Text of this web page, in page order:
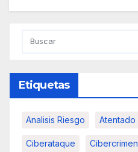
Etiquetas
Analisis Riesgo Atentado
Ciberataque Cibercrimen